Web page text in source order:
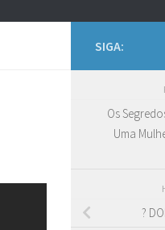
SIGA:
Os
Uma
?